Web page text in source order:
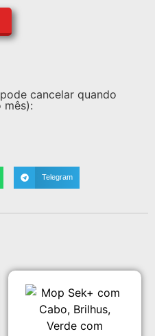
cancelar quando
mês):
Telegram